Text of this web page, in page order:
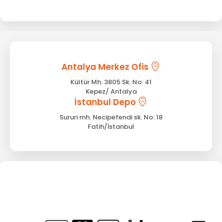
Antalya Merkez Ofis
Kültür Mh. 3805 Sk. No: 41
Kepez/ Antalya
İstanbul Depo
Sururi mh. Necipefendi sk. No: 18
Fatih/İstanbul